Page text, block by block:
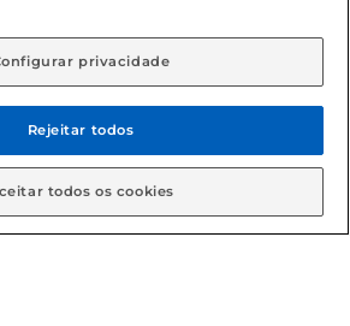
mínimo para as compras on-line é de
Todos os direitos
Gbarbosa.
privacidade
Rejeitar todos
todos os cookies